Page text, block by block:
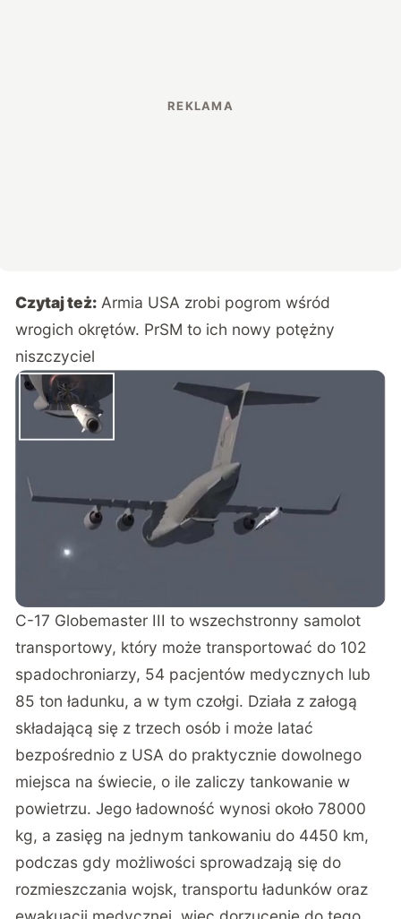
Czytaj też: Armia USA zrobi pogrom wśród
wrogich okrętów. PrSM to ich nowy potężny
niszczyciel
C-17 Globemaster III to wszechstronny samolot
transportowy, który może transportować do 102
spadochroniarzy, 54 pacjentów medycznych lub
85 ton ładunku, a w tym czołgi. Działa z załogą
składającą się z trzech osób i może latać
bezpośrednio z USA do praktycznie dowolnego
miejsca na świecie, o ile zaliczy tankowanie w
powietrzu. Jego ładowność wynosi około 78000
kg, a zasięg na jednym tankowaniu do 4450 km,
podczas gdy możliwości sprowadzają się do
rozmieszczania wojsk, transportu ładunków oraz